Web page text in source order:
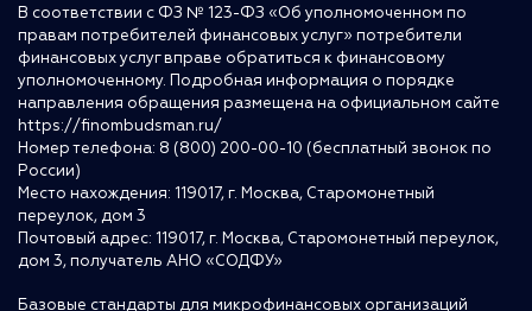
В соответствии с ФЗ № 123-ФЗ «Об уполномоченном по
правам потребителей финансовых услуг» потребители
финансовых услуг вправе обратиться к финансовому
уполномоченному. Подробная информация о порядке
направления обращения размещена на официальном сайте
https://finombudsman.ru/
Номер телефона: 8 (800) 200-00-10 (бесплатный звонок по
России)
Место нахождения: 119017, г. Москва, Старомонетный
переулок, дом 3
Почтовый адрес: 119017, г. Москва, Старомонетный переулок,
дом 3, получатель АНО «СОДФУ»
Базовые стандарты для микрофинансовых организаций